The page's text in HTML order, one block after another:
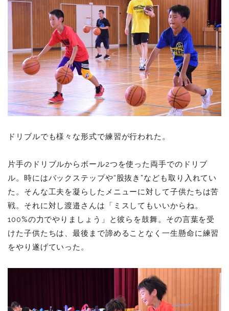
ドリブルでも様々な形式で練習が行われた。
片手のドリブルからボール2つを使った両手でのドリブ
ル。時にはバックステップや“股抜き”なども取り入れてい
た。そんな工夫を凝らしたメニューに対して子供たちは苦
戦。それに対し渡邉さんは「ミスしてもいいからね。
100%の力でやりましょう」と彼らを鼓舞。その言葉を受
けた子供たちは、最後まで諦めることなく一生懸命に練習
をやり遂げていった。